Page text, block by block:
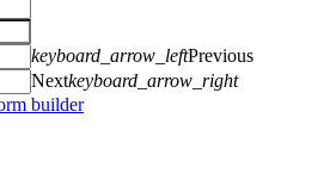
keyboard_arrow_leftPrevious
Nextkeyboard_arrow_right
builder